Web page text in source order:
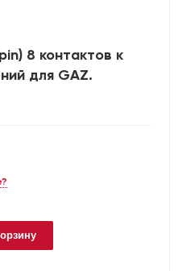
8 контактов к
для GAZ.